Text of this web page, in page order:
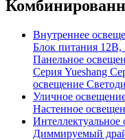
Внутреннее
Блок питания 12В,
Панельное
Серия Yueshang
освещение
Уличное
Настенное
Интеллектуальное
Диммируемый